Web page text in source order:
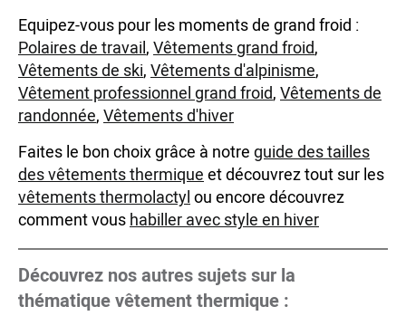
Equipez-vous pour les moments de grand froid :
Polaires de travail, Vêtements grand froid,
Vêtements de ski, Vêtements d'alpinisme,
Vêtement professionnel grand froid, Vêtements de
randonnée, Vêtements d'hiver
Faites le bon choix grâce à notre guide des tailles
des vêtements thermique et découvrez tout sur les
vêtements thermolactyl ou encore découvrez
comment vous habiller avec style en hiver
Découvrez nos autres sujets sur la
thématique vêtement thermique :